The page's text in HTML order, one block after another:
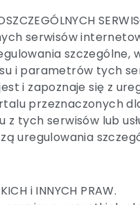
serwisów
i parametrów tych
i zapoznaje się z
przeznaczonych
tych serwisów lub
uregulowania
i INNYCH PRAW.